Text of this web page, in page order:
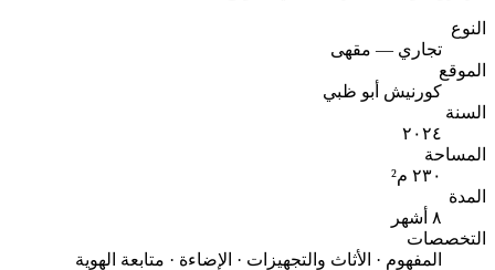
النوع
تجاري — مقهى
الموقع
كورنيش أبو ظبي
السنة
٢٠٢٤
المساحة
٢٣٠ م²
المدة
٨ أشهر
التخصصات
المفهوم · الأثاث والتجهيزات · الإضاءة · متابعة الهوية